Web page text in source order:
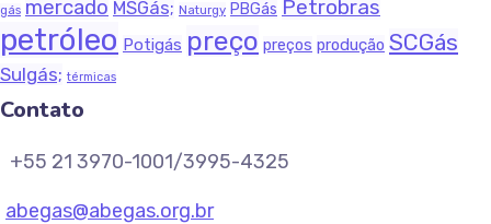
gás mercado MSGás; Naturgy PBGás Petrobras
petróleo Potigás preço preços produção SCGás
Sulgás; térmicas
Contato
+55 21 3970-1001/3995-4325
abegas@abegas.org.br